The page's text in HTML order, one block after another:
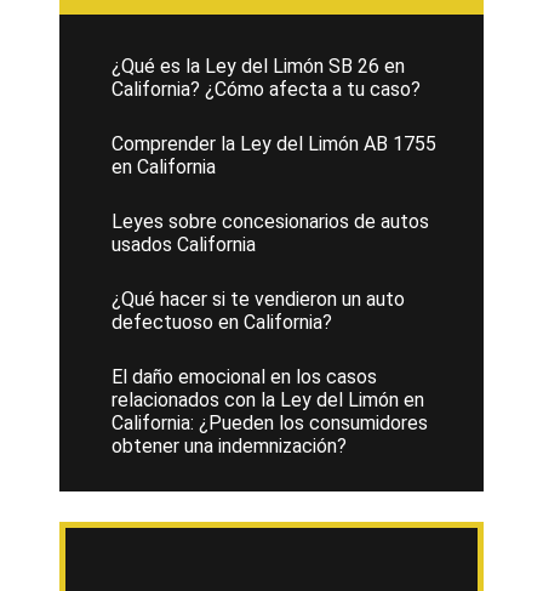
¿Qué es la Ley del Limón SB 26 en
California? ¿Cómo afecta a tu caso?
Comprender la Ley del Limón AB 1755
en California
Leyes sobre concesionarios de autos
usados California
¿Qué hacer si te vendieron un auto
defectuoso en California?
El daño emocional en los casos
relacionados con la Ley del Limón en
California: ¿Pueden los consumidores
obtener una indemnización?